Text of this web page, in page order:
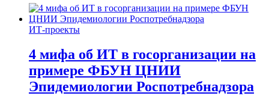
ИТ-проекты
4 мифа об ИТ в госорганизации на
примере ФБУН ЦНИИ
Эпидемиологии Роспотребнадзора